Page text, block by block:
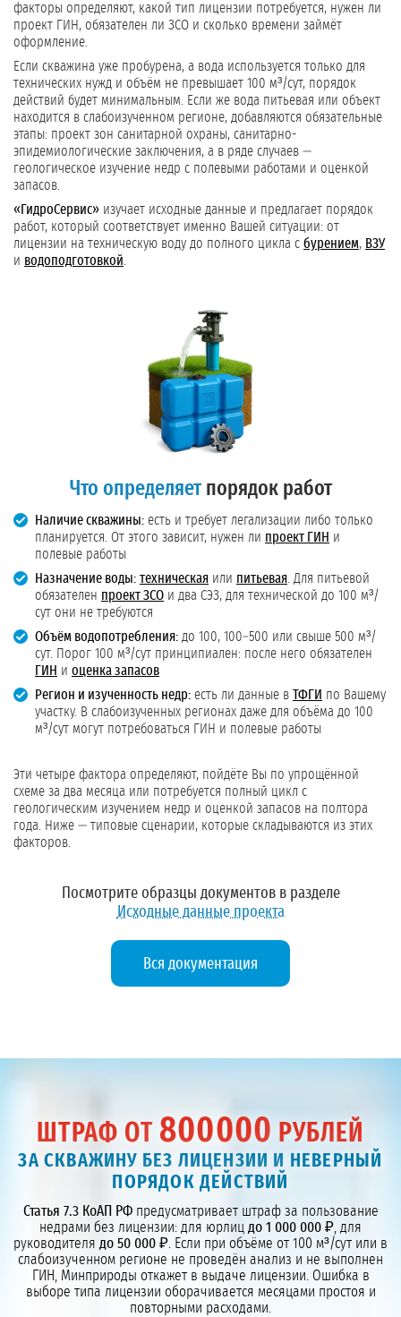
факторы определяют, какой тип лицензии потребуется, нужен ли
проект ГИН, обязателен ли ЗСО и сколько времени займёт
оформление.
Если скважина уже пробурена, а вода используется только для
технических нужд и объём не превышает 100 м³/сут, порядок
действий будет минимальным. Если же вода питьевая или объект
находится в слабоизученном регионе, добавляются обязательные
этапы: проект зон санитарной охраны, санитарно-
эпидемиологические заключения, а в ряде случаев —
геологическое изучение недр с полевыми работами и оценкой
запасов.
«ГидроСервис» изучает исходные данные и предлагает порядок
работ, который соответствует именно Вашей ситуации: от
лицензии на техническую воду до полного цикла с бурением, ВЗУ
и водоподготовкой
Что определяетпорядок работ
Наличие скважины: есть и требует легализации либо только
планируется. От этого зависит, нужен ли проект ГИН и
полевые работы
Назначение воды: техническая или питьевая . Для питьевой
обязателен проект ЗСО и два СЭЗ, для технической до 100 м³/
сут они не требуются
Объём водопотребления: до 100, 100–500 или свыше 500 м³/
сут. Порог 100 м³/сут принципиален: после него обязателен
ГИН и оценка запасов
Регион и изученность недр: есть ли данные в ТФГИ по Вашему
участку. В слабоизученных регионах даже для объёма до 100
м³/сут могут потребоваться ГИН и полевые работы
Эти четыре фактора определяют, пойдёте Вы по упрощённой
схеме за два месяца или потребуется полный цикл с
геологическим изучением недр и оценкой запасов на полтора
года. Ниже — типовые сценарии, которые складываются из этих
факторов.
Посмотрите образцы документов в разделе
Исходные данные проекта
Вся документация
ШТРАФ ОТ 800000 РУБЛЕЙ
ЗА СКВАЖИНУ БЕЗ ЛИЦЕНЗИИ И НЕВЕРНЫЙ
ПОРЯДОК ДЕЙСТВИЙ
Статья 7.3 КоАП РФпредусматривает штраф за пользование
недрами без лицензии: для юрлиц до 1 000 000 ₽ , для
руководителя до 50 000 ₽ . Если при объёме от 100 м³/сут или в
слабоизученном регионе не проведён анализ и не выполнен
ГИН, Минприроды откажет в выдаче лицензии. Ошибка в
выборе типа лицензии оборачивается месяцами простоя и
повторными расходами.